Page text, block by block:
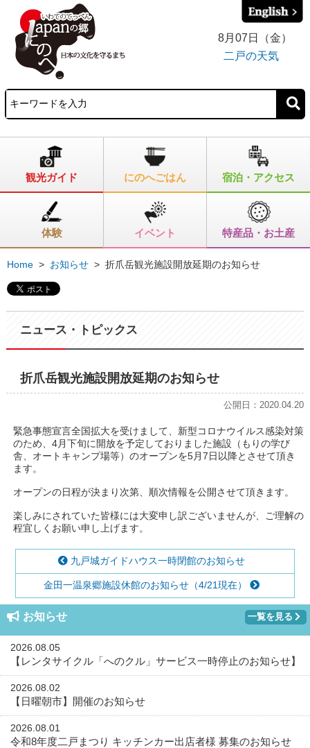
8月07日（金）
二戸の天気
観光ガイド にのへごはん 宿泊・アクセス
体験 イベント 特産品・お土産
Home > お知らせ > 折爪岳観光施設開放延期のお知らせ
ニュース・トピックス
折爪岳観光施設開放延期のお知らせ
公開日：2020.04.20
緊急事態宣言全国拡大を受けまして、新型コロナウイルス感染対策
のため、4月下旬に開放を予定しておりました施設（もりの学び
舎、オートキャンプ場等）のオープンを5月7日以降とさせて頂き
ます。
オープンの日程が決まり次第、順次情報を公開させて頂きます。
楽しみにされていた皆様には大変申し訳ございませんが、ご理解の
程宜しくお願い申し上げます。
九戸城ガイドハウス一時閉館のお知らせ
金田一温泉郷施設休館のお知らせ（4/21現在）
お知らせ 一覧を見る
2026.08.05
【レンタサイクル「へのクル」サービス一時停止のお知らせ】
2026.08.02
【日曜朝市】開催のお知らせ
2026.08.01
令和8年度二戸まつり キッチンカー出店者様 募集のお知らせ